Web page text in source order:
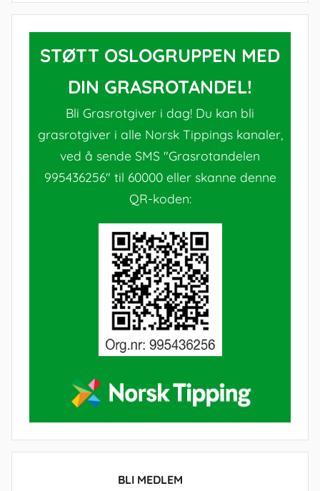
STØTT OSLOGRUPPEN MED
DIN GRASROTANDEL!
Bli Grasrotgiver i dag! Du kan bli
grasrotgiver i alle Norsk Tippings kanaler,
ved å sende SMS "Grasrotandelen
995436256" til 60000 eller skanne denne
QR-koden:
BLI MEDLEM